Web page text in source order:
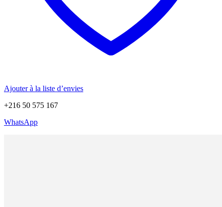
Ajouter à la liste d’envies
+216 50 575 167
WhatsApp